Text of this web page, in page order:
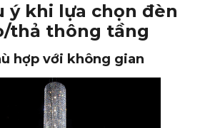
ý khi lựa chọn đèn
thả thông tầng
hợp với không gian